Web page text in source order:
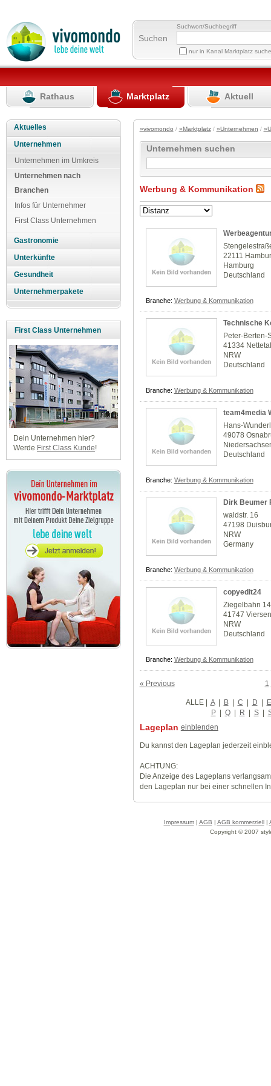
Suchen
Suchwort/Suchbegriff
nur in Kanal Marktplatz
Rathaus Marktplatz Aktuell
Aktuelles
Unternehmen
Unternehmen im Umkreis
Unternehmen nach
Branchen
Infos für Unternehmer
First Class Unternehmen
Gastronomie
Unterkünfte
Gesundheit
Unternehmerpakete
First Class Unternehmen
Dein Unternehmen hier?
Werde First Class Kunde!
»vivomondo / »Marktplatz/ »Unternehmen /
Unternehmen suchen
Werbung & Kommunikation
22111
Hamburg
Deutschland
Branche: Werbung & Kommunikation
Technische
Peter-Berten-
41334
NRW
Deutschland
Branche: Werbung & Kommunikation
team4media
Hans-
49078
Deutschland
Branche: Werbung & Kommunikation
Dirk Beumer
waldstr. 16
47198
NRW
Germany
Branche: Werbung & Kommunikation
copyedit24
Ziegelbahn 14
41747
NRW
Deutschland
Branche: Werbung & Kommunikation
« Previous 1
ALLE| A | B | C | D | E
P | Q | R | S |
Lageplan einblenden
Du kannst den Lageplan jederzeit
ACHTUNG:
Die Anzeige des Lageplans
den Lageplan nur bei einer schnellen
Impressum| AGB | AGB kommerziell|
Copyright © 2007